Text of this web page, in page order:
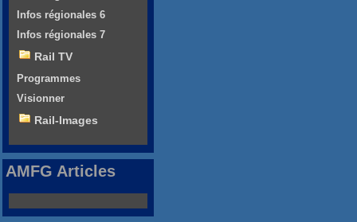
Infos régionales 6
Infos régionales 7
Rail TV
Programmes
Visionner
Rail-Images
AMFG Articles